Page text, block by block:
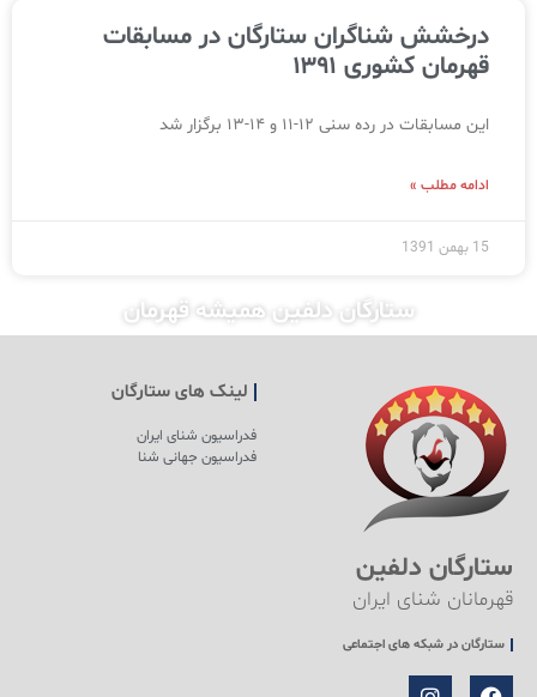
درخشش شناگران ستارگان در مسابقات
قهرمان کشوری ۱۳۹۱
این مسابقات در رده سنی ۱۲-۱۱ و ۱۴-۱۳ برگزار شد
ادامه مطلب »
15 بهمن 1391
ستارگان دلفین همیشه قهرمان
ستارگان دلفین
قهرمانان شنای ایران
لینک های ستارگان
فدراسیون شنای ایران
فدراسیون جهانی شنا
ستارگان در شبکه های اجتماعی